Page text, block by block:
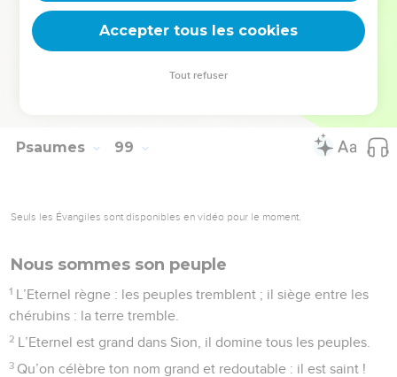
monde et ceux qui l’habitent,
que les fleuves battent des mains, qu’avec eux les
Psaumes 99
Seuls les Évangiles sont disponibles en vidéo pour le moment.
Nous sommes son peuple
1 L’Eternel règne : les peuples tremblent ; il siège entre les
chérubins : la terre tremble.
2 L’Eternel est grand dans Sion, il domine tous les peuples.
3 Qu’on célèbre ton nom grand et redoutable : il est saint !
Accepter tous les cookies
Tout refuser